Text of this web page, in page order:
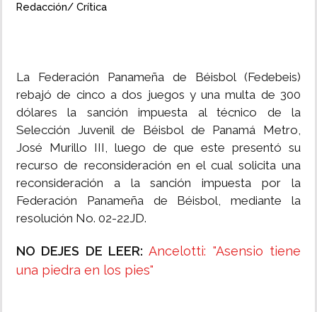
Redacción/ Crítica
La Federación Panameña de Béisbol (Fedebeis)
rebajó de cinco a dos juegos y una multa de 300
dólares la sanción impuesta al técnico de la
Selección Juvenil de Béisbol de Panamá Metro,
José Murillo III, luego de que este presentó su
recurso de reconsideración en el cual solicita una
reconsideración a la sanción impuesta por la
Federación Panameña de Béisbol, mediante la
resolución No. 02-22JD.
NO DEJES DE LEER:Ancelotti: "Asensio tiene
una piedra en los pies"